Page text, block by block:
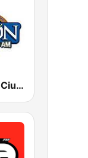
Radio Cañón Ciudad de México